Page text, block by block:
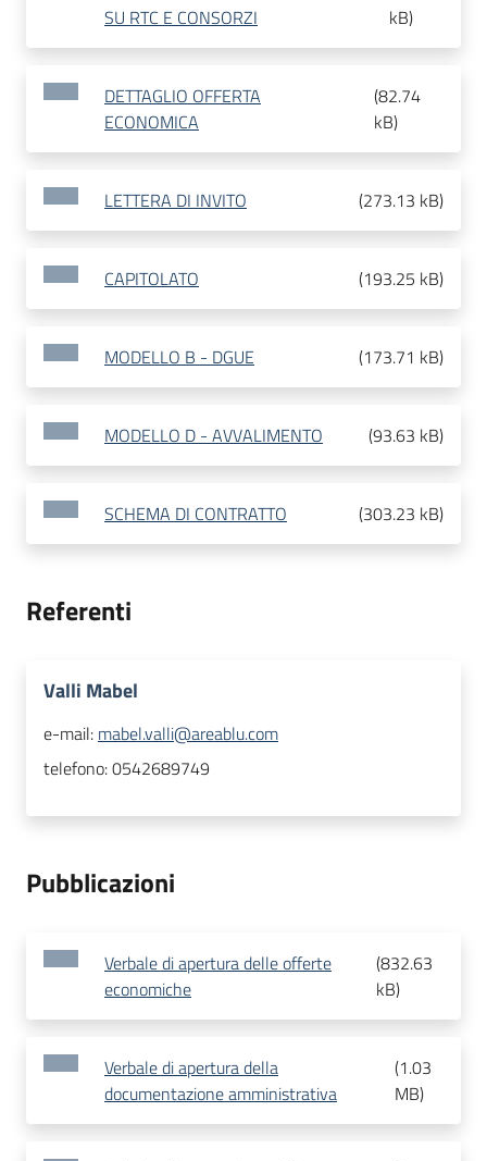
SU RTC E CONSORZI
kB)
DETTAGLIO OFFERTA
ECONOMICA
(82.74
kB)
LETTERA DI INVITO (273.13 kB)
CAPITOLATO (193.25 kB)
MODELLO B - DGUE (173.71 kB)
MODELLO D - AVVALIMENTO (93.63 kB)
SCHEMA DI CONTRATTO (303.23 kB)
Referenti
Valli Mabel
e-mail: mabel.valli@areablu.com
telefono:0542689749
Pubblicazioni
Verbale di apertura delle offerte
economiche
(832.63
kB)
Verbale di apertura della
documentazione amministrativa
(1.03
MB)